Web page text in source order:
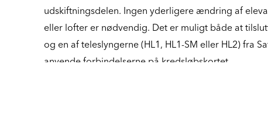
udskiftningsdelen. Ingen yderligere ændring af
eller lofter er nødvendig. Det er muligt både at
og en af teleslyngerne (HL1, HL1-SM eller HL2) fra
anvende forbindelserne på kredsløbskortet.